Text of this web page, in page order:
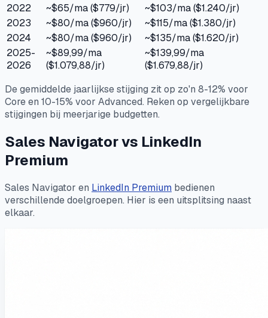
2022
~$65/ma ($779/jr)
~$103/ma ($1.240/jr)
2023
~$80/ma ($960/jr)
~$115/ma ($1.380/jr)
2024
~$80/ma ($960/jr)
~$135/ma ($1.620/jr)
2025-
2026
~$89,99/ma
($1.079,88/jr)
~$139,99/ma
($1.679,88/jr)
De gemiddelde jaarlijkse stijging zit op zo'n 8-12% voor
Core en 10-15% voor Advanced. Reken op vergelijkbare
stijgingen bij meerjarige budgetten.
Sales Navigator vs LinkedIn
Premium
Sales Navigator en LinkedIn Premium bedienen
verschillende doelgroepen. Hier is een uitsplitsing naast
elkaar.